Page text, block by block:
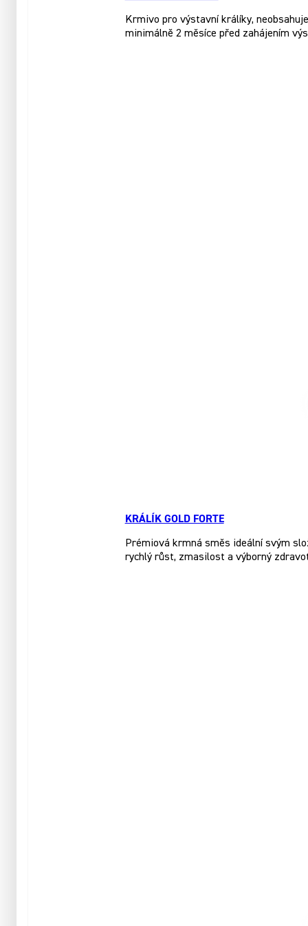
Krmivo pro výstavní králíky,
minimálně 2 měsíce před zahájením
KRÁLÍK GOLD FORTE
Prémiová krmná směs ideální svým
rychlý růst, zmasilost a výborný